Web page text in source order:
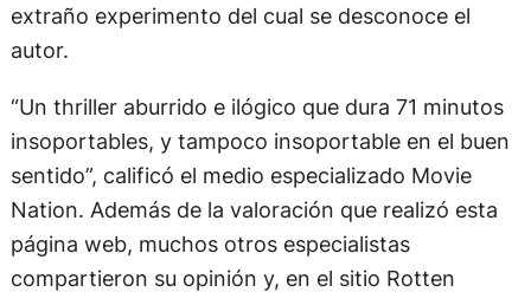
extraño experimento del cual se desconoce el
autor.
“Un thriller aburrido e ilógico que dura 71 minutos
insoportables, y tampoco insoportable en el buen
sentido”, calificó el medio especializado Movie
Nation. Además de la valoración que realizó esta
página web, muchos otros especialistas
compartieron su opinión y, en el sitio Rotten